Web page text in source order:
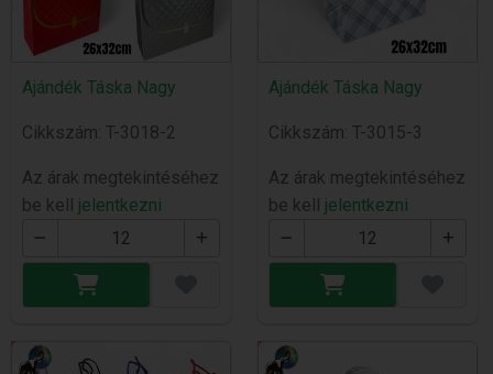
Ajándék Táska Nagy
Cikkszám: T-3018-2
Az árak megtekintéséhez
be kell jelentkezni
Ajándék Táska Nagy
Cikkszám: T-3015-3
Az árak megtekintéséhez
be kell jelentkezni